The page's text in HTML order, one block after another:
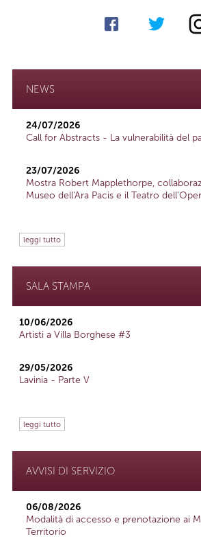
NEWS
24/07/2026
Call for Abstracts - La vulnerabilità del
23/07/2026
Mostra Robert Mapplethorpe,
Museo dell'Ara Pacis e il Teatro
leggi tutto
SALA STAMPA
10/06/2026
Artisti a Villa Borghese #3
29/05/2026
Lavinia - Parte V
leggi tutto
AVVISI DI SERVIZIO
06/08/2026
Modalità di accesso e prenotazione ai
Territorio